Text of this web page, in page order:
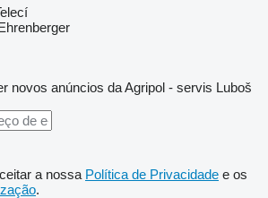
novos anúncios da Agripol - servis Luboš
a nossa Política de Privacidade e os
.